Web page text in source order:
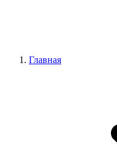
Главная